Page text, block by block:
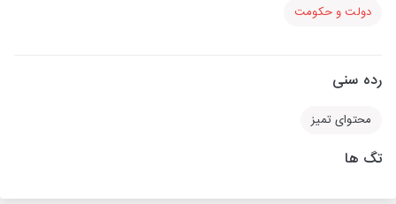
دولت و حکومت
رده سنی
محتوای تمیز
تگ ها